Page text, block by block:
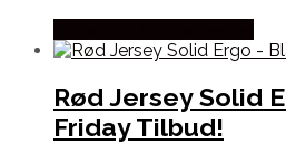
Rød Jersey Solid
Friday Tilbud!